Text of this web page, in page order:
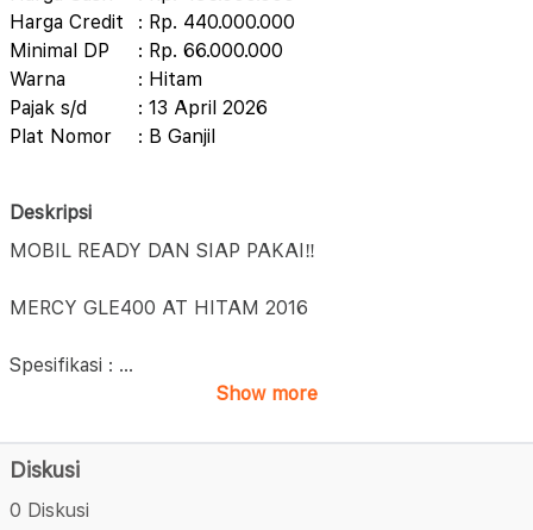
Harga Credit
: Rp. 440.000.000
Minimal DP
: Rp. 66.000.000
Warna
: Hitam
Pajak s/d
: 13 April 2026
Plat Nomor
: B Ganjil
Deskripsi
MOBIL READY DAN SIAP PAKAI‼️
MERCY GLE400 AT HITAM 2016
Spesifikasi : ...
Show more
Diskusi
0 Diskusi